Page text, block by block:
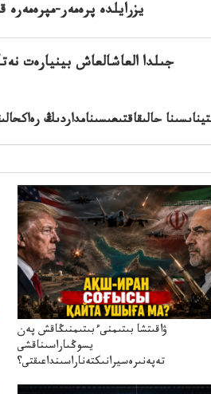
حالىقاقتىعىسىنامداردىڭ
يزرايلدە پرەمەر-
12 جىلدا العاشالعاش بينيارەت
ۋاقىتشا بىتىمنىءبىتىمنىڭاقش پەن
يسوڭىاراسىناقشى
تەپەنىرەسيرانىكتەناراسىنداعىقتى؟